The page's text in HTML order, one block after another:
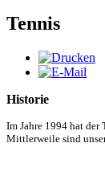
Tennis
Historie
Im Jahre 1994 hat der
Mittlerweile sind